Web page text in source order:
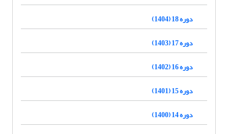
دوره 18 (1404)
دوره 17 (1403)
دوره 16 (1402)
دوره 15 (1401)
دوره 14 (1400)